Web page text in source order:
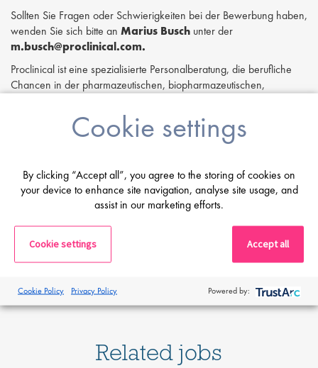
Sollten Sie Fragen oder Schwierigkeiten bei der Bewerbung haben,
wenden Sie sich bitte an Marius Busch unter der
m.busch@proclinical.com.
Proclinical ist eine spezialisierte Personalberatung, die berufliche
Chancen in der pharmazeutischen, biopharmazeutischen,
Proclinical Staffing ist außerdem ein Arbeitgeber der
Chancengleichheit.
Print
Share this job
Related jobs
Cookie settings
By clicking “Accept all”, you agree to the storing of cookies on
your device to enhance site navigation, analyse site usage, and
assist in our marketing efforts.
Cookie settings Accept all
Cookie Policy Privacy Policy Powered by: